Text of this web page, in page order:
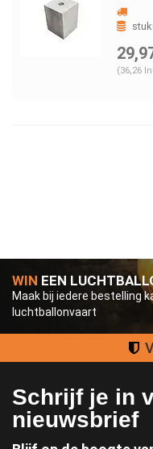
(36,26
WIN EEN
Maak bij iedere bestelling
luchtballonvaart
Schrijf je in
nieuwsbrief